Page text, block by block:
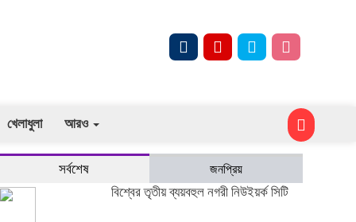
খেলাধুলা আরও
সর্বশেষ জনপ্রিয়
বিশ্বের তৃতীয় ব্যয়বহুল নগরী নিউইয়র্ক সিটি